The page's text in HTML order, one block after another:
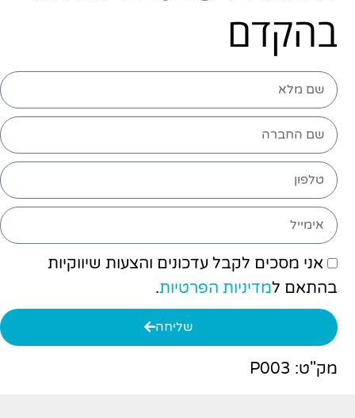
בהקדם
אני מסכים לקבל עדכונים והצעות שיווקיות
בהתאם למדיניות הפרטיות.
שליחה
מק"ט: P003